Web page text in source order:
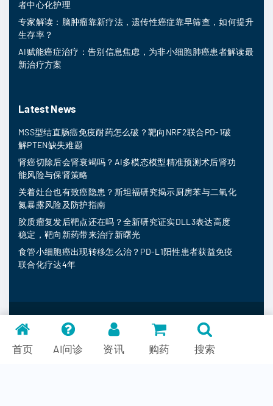
者中心化护理
专家解读：脑肿瘤靠新疗法，遗传性癌症靠早筛查，如何提升
生存率？
AI赋能癌症治疗：告别信息焦虑，为非小细胞肺癌患者解读最
新治疗方案
Latest News
MSS型结直肠癌免疫耐药怎么破？靶向NRF2联合PD-1破
解PTEN缺失难题
肾癌切除后会肾衰竭吗？AI多模态模型精准预测术后肾功
能风险与保肾策略
关着灶台也有致癌隐患？斯坦福研究揭示厨房苯与二氧化
氮暴露风险及防护指南
胶质瘤复发后靶点还在吗？全新研究证实DLL3表达高度
稳定，靶向新药带来治疗新曙光
食管小细胞癌出现转移怎么治？PD-L1阳性患者获益免疫
联合化疗达4年
MedFind © 2026
首页 AI问诊 资讯 购药 搜索